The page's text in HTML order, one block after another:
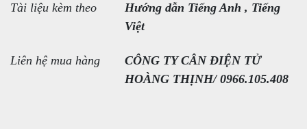
Tài liệu kèm theo
Hướng dẫn Tiếng Anh , Tiếng
Việt
Liên hệ mua hàng
CÔNG TY CÂN ĐIỆN TỬ
HOÀNG THỊNH/ 0966.105.408